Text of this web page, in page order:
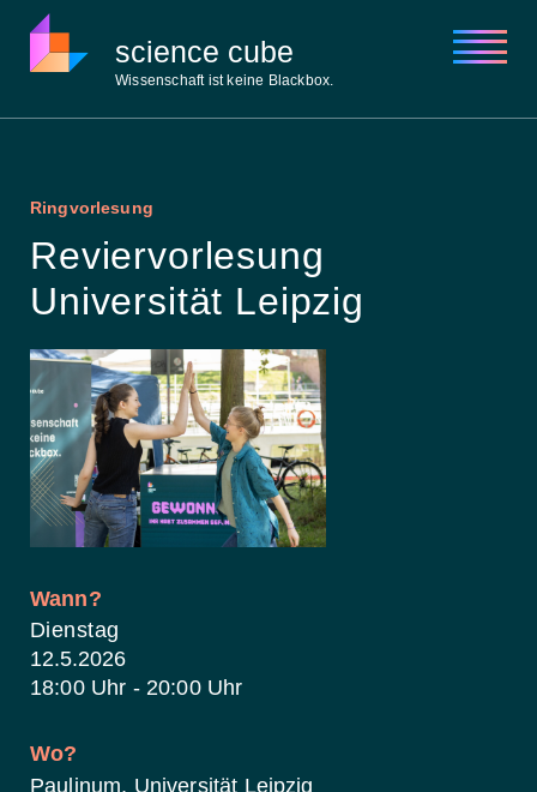
science cube
Wissenschaft ist keine Blackbox.
Aktuelles
Open Lab
Open Space
Kontakt
Ringvorlesung
Reviervorlesung
Universität Leipzig
Wann?
Dienstag
12.5.2026
18:00 Uhr - 20:00 Uhr
Wo?
Paulinum, Universität Leipzig